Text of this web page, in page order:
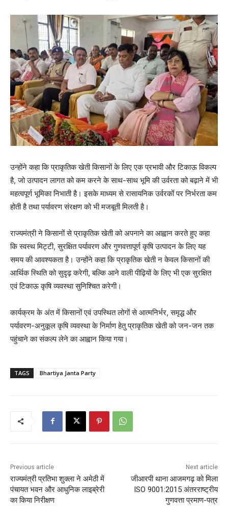
उन्होंने कहा कि प्राकृतिक खेती किसानों के लिए एक प्रभावी और टिकाऊ विकल्प
है, जो उत्पादन लागत को कम करने के साथ-साथ भूमि की उर्वरता को बढ़ाने में भी
महत्वपूर्ण भूमिका निभाती है। इसके माध्यम से रासायनिक उर्वरकों पर निर्भरता कम
होती है तथा पर्यावरण संरक्षण को भी मजबूती मिलती है।
राज्यमंत्री ने किसानों से प्राकृतिक खेती को अपनाने का आह्वान करते हुए कहा
कि स्वस्थ मिट्टी, सुरक्षित पर्यावरण और गुणवत्तापूर्ण कृषि उत्पादन के लिए यह
समय की आवश्यकता है। उन्होंने कहा कि प्राकृतिक खेती न केवल किसानों की
आर्थिक स्थिति को सुदृढ़ करेगी, बल्कि आने वाली पीढ़ियों के लिए भी एक सुरक्षित
एवं टिकाऊ कृषि व्यवस्था सुनिश्चित करेगी।
कार्यक्रम के अंत में किसानों एवं उपस्थित लोगों से आत्मनिर्भर, समृद्ध और
पर्यावरण-अनुकूल कृषि व्यवस्था के निर्माण हेतु प्राकृतिक खेती को जन-जन तक
पहुंचाने का संकल्प लेने का आह्वान किया गया।
TAGS Bhartiya Janta Party
Previous article
राज्यमंत्री प्रतिभा शुक्ला ने अमेठी में
पंचायत भवन और आधुनिक लाइब्रेरी
का किया निरीक्षण
Next article
जीआरपी थाना आजमगढ़ को मिला
ISO 9001:2015 अंतरराष्ट्रीय
गुणवत्ता प्रमाण-पत्र